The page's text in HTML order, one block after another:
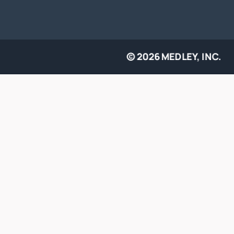
© 2026 MEDLEY, INC.